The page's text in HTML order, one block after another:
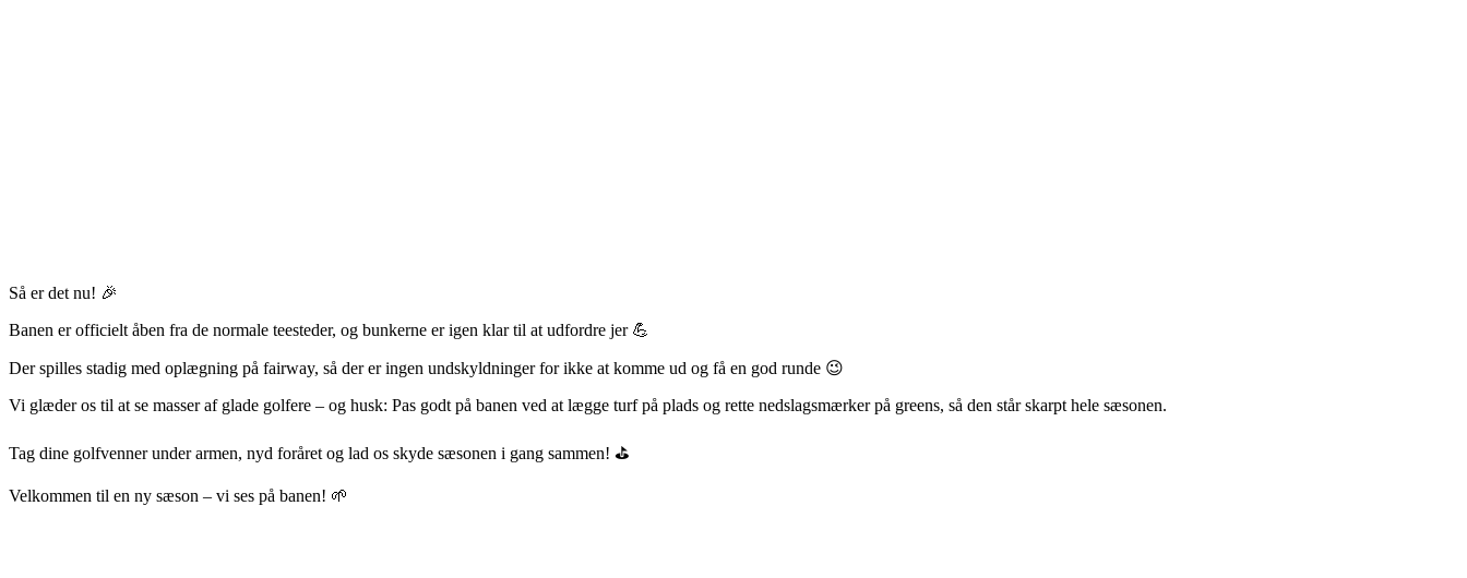
Så er det nu! 🎉
Banen er officielt åben fra de normale teesteder, og bunkerne er igen klar til at udfordre jer 💪
Der spilles stadig med oplægning på fairway, så der er ingen undskyldninger for ikke at komme ud og få en god runde 😉
Vi glæder os til at se masser af glade golfere – og husk: Pas godt på banen ved at lægge turf på plads og rette nedslagsmærker på greens, så den står skarpt hele sæsonen.
Tag dine golfvenner under armen, nyd foråret og lad os skyde sæsonen i gang sammen! ⛳️
Velkommen til en ny sæson – vi ses på banen! 🌱